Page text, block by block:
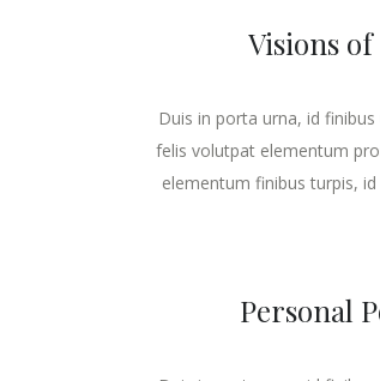
Visions of
Duis in porta urna, id
felis volutpat elementum
elementum finibus turpis,
Personal